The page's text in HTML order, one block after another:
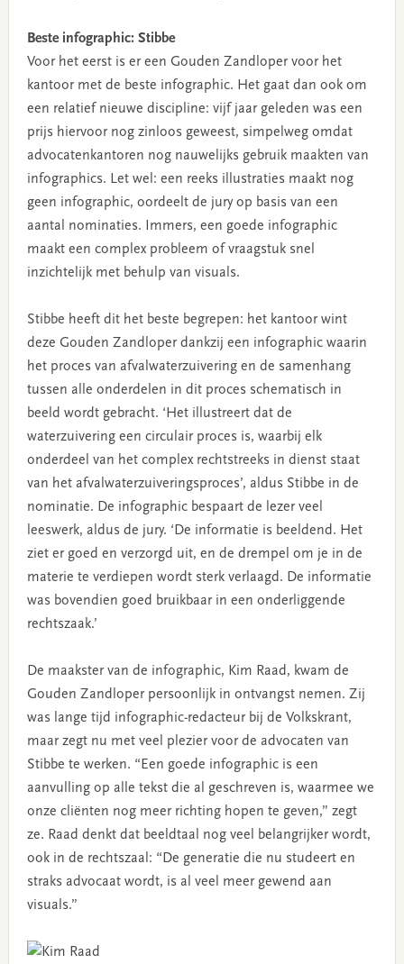
Beste infographic: Stibbe
Voor het eerst is er een Gouden Zandloper voor het
kantoor met de beste infographic. Het gaat dan ook om
een relatief nieuwe discipline: vijf jaar geleden was een
prijs hiervoor nog zinloos geweest, simpelweg omdat
advocatenkantoren nog nauwelijks gebruik maakten van
infographics. Let wel: een reeks illustraties maakt nog
geen infographic, oordeelt de jury op basis van een
aantal nominaties. Immers, een goede infographic
maakt een complex probleem of vraagstuk snel
inzichtelijk met behulp van visuals.
Stibbe heeft dit het beste begrepen: het kantoor wint
deze Gouden Zandloper dankzij een infographic waarin
het proces van afvalwaterzuivering en de samenhang
tussen alle onderdelen in dit proces schematisch in
beeld wordt gebracht. ‘Het illustreert dat de
waterzuivering een circulair proces is, waarbij elk
onderdeel van het complex rechtstreeks in dienst staat
van het afvalwaterzuiveringsproces’, aldus Stibbe in de
nominatie. De infographic bespaart de lezer veel
leeswerk, aldus de jury. ‘De informatie is beeldend. Het
ziet er goed en verzorgd uit, en de drempel om je in de
materie te verdiepen wordt sterk verlaagd. De informatie
was bovendien goed bruikbaar in een onderliggende
rechtszaak.’
De maakster van de infographic, Kim Raad, kwam de
Gouden Zandloper persoonlijk in ontvangst nemen. Zij
was lange tijd infographic-redacteur bij de Volkskrant,
maar zegt nu met veel plezier voor de advocaten van
Stibbe te werken. “Een goede infographic is een
aanvulling op alle tekst die al geschreven is, waarmee we
onze cliënten nog meer richting hopen te geven,” zegt
ze. Raad denkt dat beeldtaal nog veel belangrijker wordt,
ook in de rechtszaal: “De generatie die nu studeert en
straks advocaat wordt, is al veel meer gewend aan
visuals.”